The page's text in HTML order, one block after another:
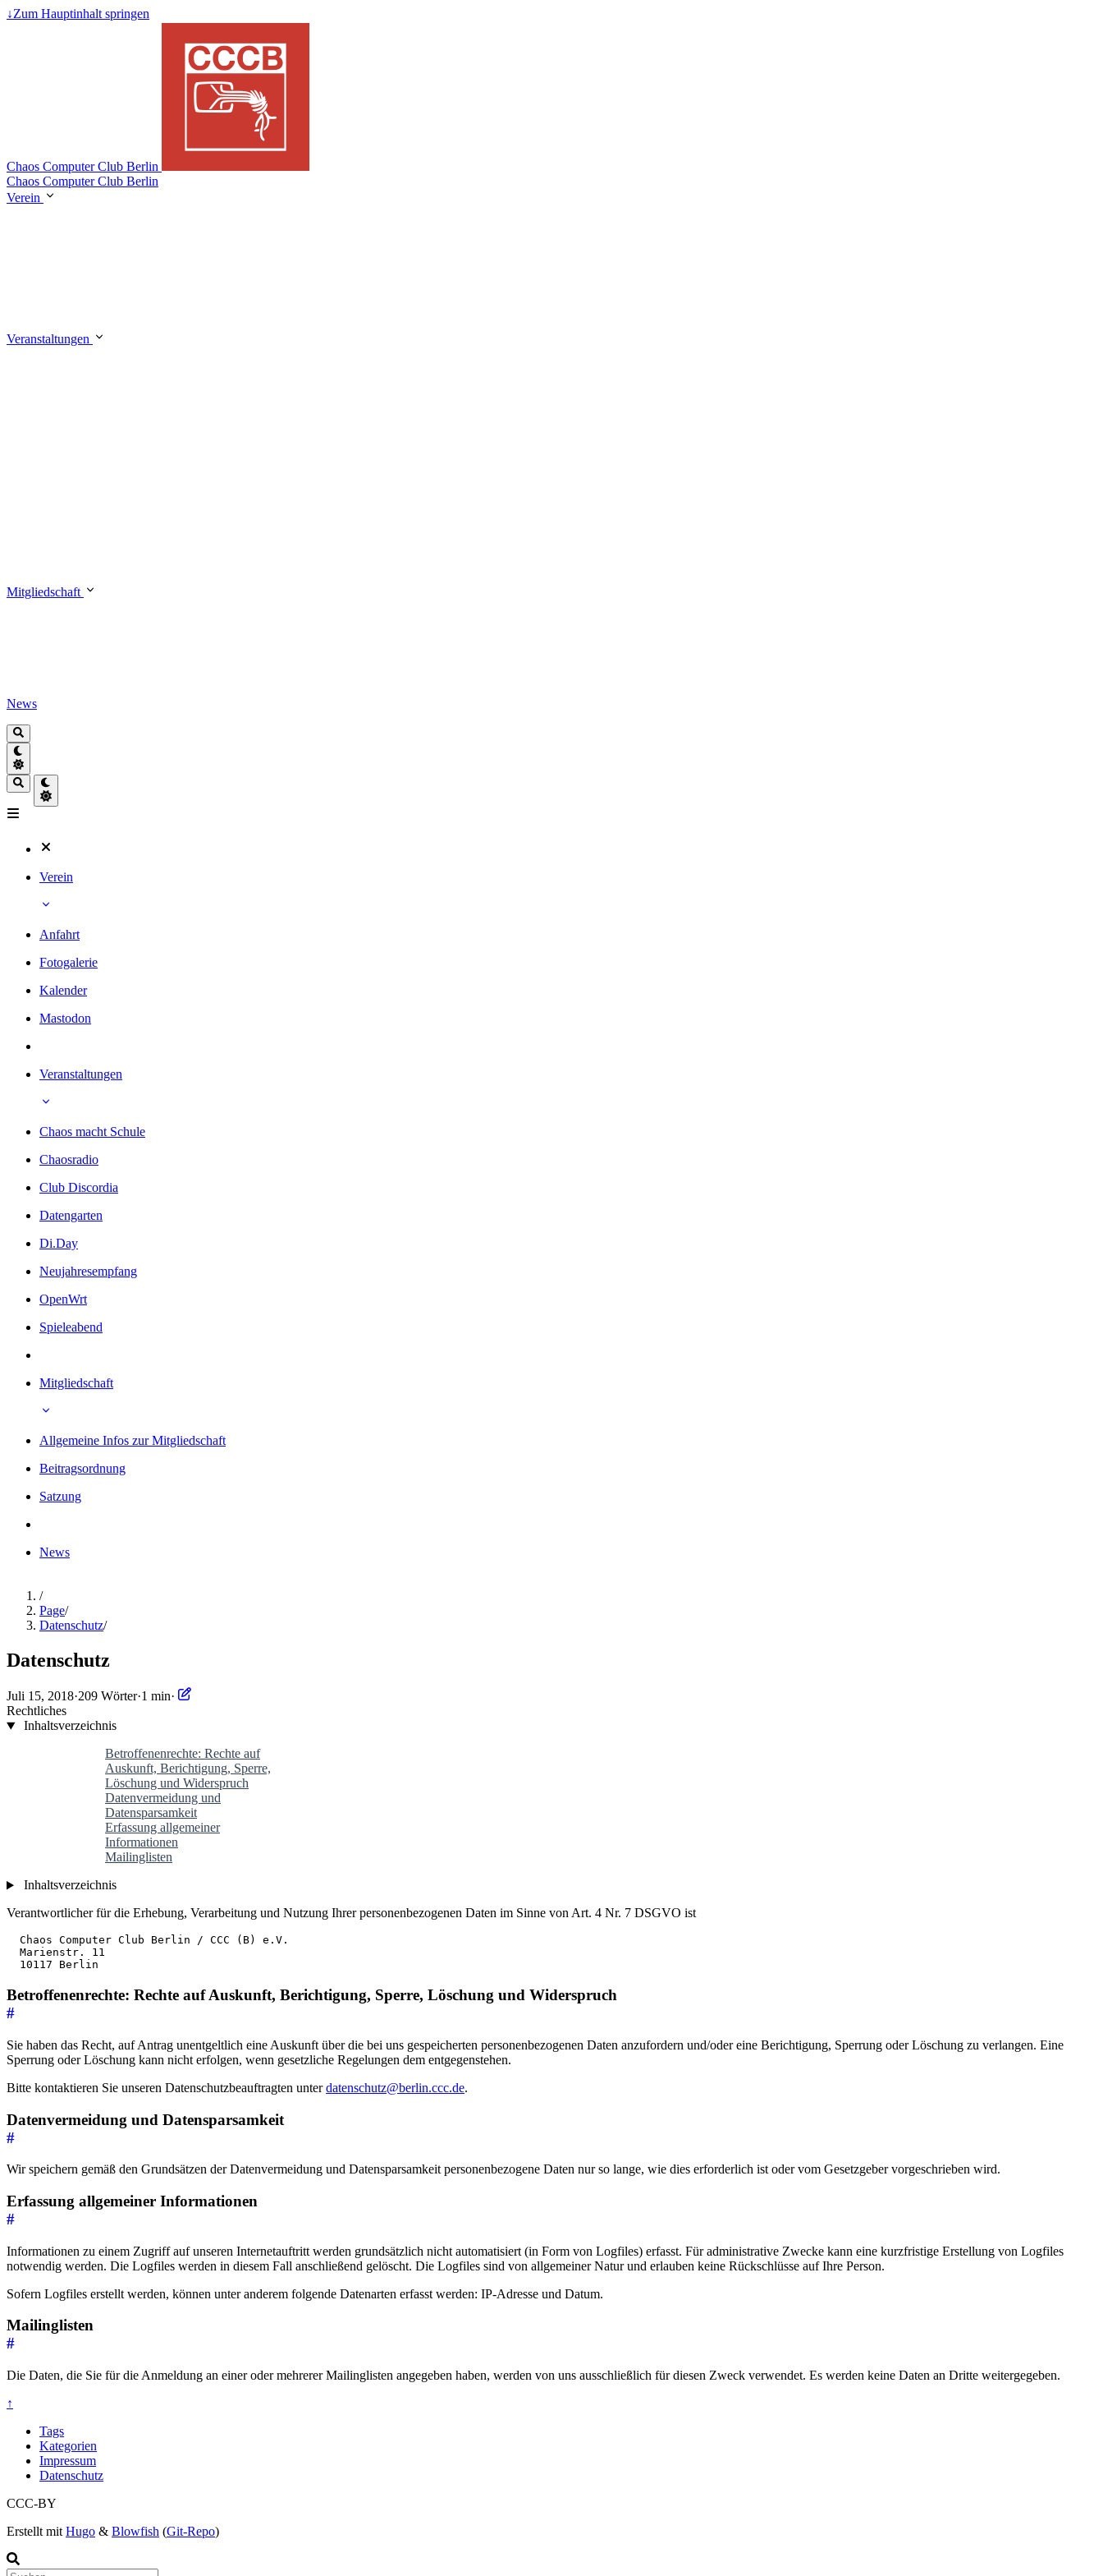
↓Zum Hauptinhalt springen
Chaos Computer Club Berlin
Chaos Computer Club Berlin
Verein
Veranstaltungen
Mitgliedschaft
News
Verein
Anfahrt
Fotogalerie
Kalender
Mastodon
Veranstaltungen
Chaos macht Schule
Chaosradio
Club Discordia
Datengarten
Di.Day
Neujahresempfang
OpenWrt
Spieleabend
Mitgliedschaft
Allgemeine Infos zur Mitgliedschaft
Beitragsordnung
Satzung
News
/
Page/
Datenschutz/
Datenschutz
Juli 15, 2018·209 Wörter·1 min·
Rechtliches
Inhaltsverzeichnis
Betroffenenrechte: Rechte auf
Auskunft, Berichtigung, Sperre,
Löschung und Widerspruch
Datenvermeidung und
Datensparsamkeit
Erfassung allgemeiner
Informationen
Mailinglisten
Inhaltsverzeichnis
Verantwortlicher für die Erhebung, Verarbeitung und Nutzung Ihrer personenbezogenen Daten im Sinne von Art. 4 Nr. 7 DSGVO ist
  Chaos Computer Club Berlin / CCC (B) e.V.
  Marienstr. 11
Betroffenenrechte: Rechte auf Auskunft, Berichtigung, Sperre, Löschung und Widerspruch
#
Sie haben das Recht, auf Antrag unentgeltlich eine Auskunft über die bei uns gespeicherten personenbezogenen Daten anzufordern und/oder eine Berichtigung, Sperrung oder Löschung zu verlangen. Eine
Sperrung oder Löschung kann nicht erfolgen, wenn gesetzliche Regelungen dem entgegenstehen.
Bitte kontaktieren Sie unseren Datenschutzbeauftragten unterdatenschutz@berlin.ccc.de.
Datenvermeidung und Datensparsamkeit
#
Wir speichern gemäß den Grundsätzen der Datenvermeidung und Datensparsamkeit personenbezogene Daten nur so lange, wie dies erforderlich ist oder vom Gesetzgeber vorgeschrieben wird.
Erfassung allgemeiner Informationen
#
Informationen zu einem Zugriff auf unseren Internetauftritt werden grundsätzlich nicht automatisiert (in Form von Logfiles) erfasst. Für administrative Zwecke kann eine kurzfristige Erstellung von Logfiles
notwendig werden. Die Logfiles werden in diesem Fall anschließend gelöscht. Die Logfiles sind von allgemeiner Natur und erlauben keine Rückschlüsse auf Ihre Person.
Sofern Logfiles erstellt werden, können unter anderem folgende Datenarten erfasst werden: IP-Adresse und Datum.
Mailinglisten
#
Die Daten, die Sie für die Anmeldung an einer oder mehrerer Mailinglisten angegeben haben, werden von uns ausschließlich für diesen Zweck verwendet. Es werden keine Daten an Dritte weitergegeben.
↑
Tags
Kategorien
Impressum
Datenschutz
CCC-BY
Erstellt mit Hugo & Blowfish (Git-Repo)